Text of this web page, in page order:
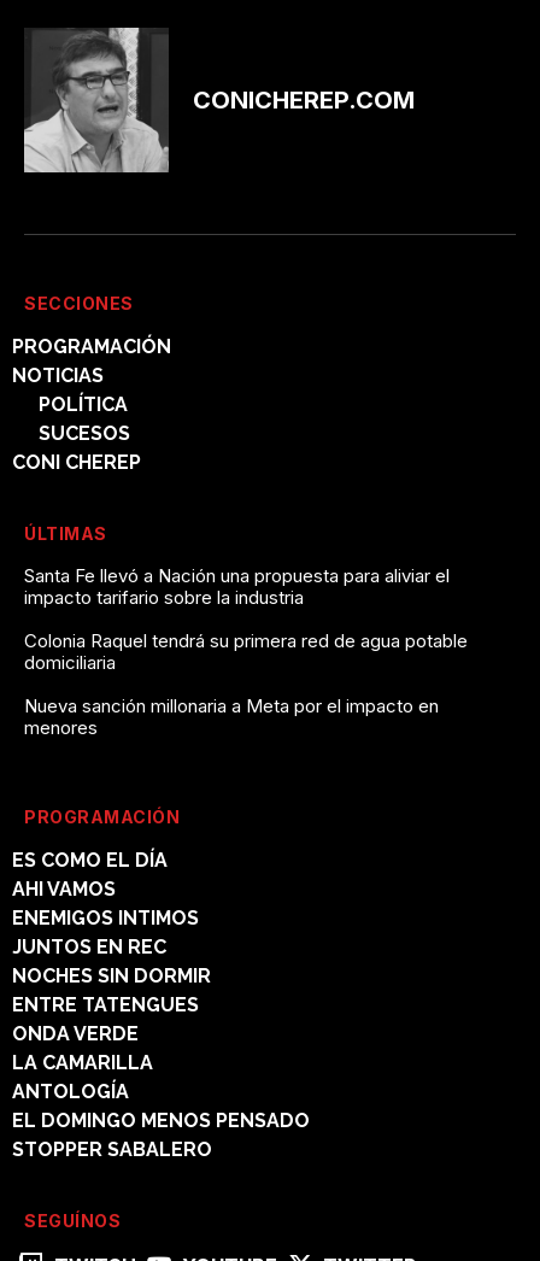
CONICHEREP.COM
SECCIONES
PROGRAMACIÓN
NOTICIAS
POLÍTICA
SUCESOS
CONI CHEREP
ÚLTIMAS
Santa Fe llevó a Nación una propuesta para aliviar el
impacto tarifario sobre la industria
Colonia Raquel tendrá su primera red de agua potable
domiciliaria
Nueva sanción millonaria a Meta por el impacto en
menores
PROGRAMACIÓN
ES COMO EL DÍA
AHI VAMOS
ENEMIGOS INTIMOS
JUNTOS EN REC
NOCHES SIN DORMIR
ENTRE TATENGUES
ONDA VERDE
LA CAMARILLA
ANTOLOGÍA
EL DOMINGO MENOS PENSADO
STOPPER SABALERO
SEGUÍNOS